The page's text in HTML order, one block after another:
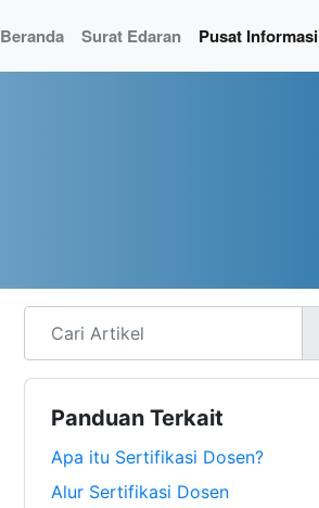
Beranda Surat Edaran Pusat Informasi
Panduan Terkait
Apa itu Sertifikasi Dosen?
Alur Sertifikasi Dosen